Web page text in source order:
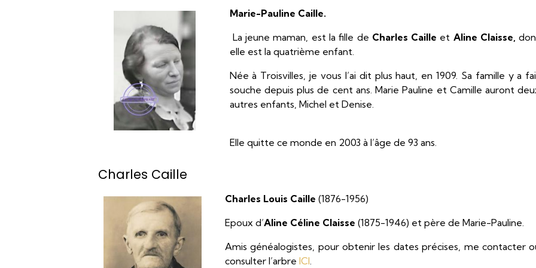
Marie-Pauline Caille.
La jeune maman, est la fille de Charles Caille et Aline Claisse,
elle est la quatrième enfant.
Née à Troisvilles, je vous l’ai dit plus haut, en 1909. Sa famille y a
souche depuis plus de cent ans. Marie Pauline et Camille auront
autres enfants, Michel et Denise.
Elle quitte ce monde en 2003 à l’âge de 93 ans.
Charles Caille
Charles Louis Caille (1876-1956)
Epoux d’Aline Céline Claisse (1875-1946) et père de Marie-Pauline.
Amis généalogistes, pour obtenir les dates précises, me contacter
consulter l’arbre ICI.